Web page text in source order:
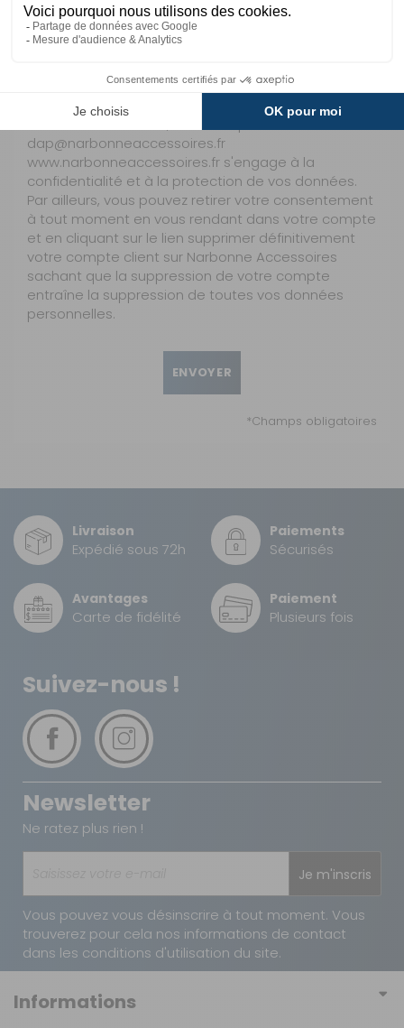
Conformément à la loi 'Informatique et Libertés' du
6 Janvier 1978 et au Règlement (UE) 2016/679 sur la
protection des données personnelles, vous
rectification, de limitation, de portabilité et de
suppression des données vous concernant.
Pour toute demande, adressez par email à
dap@narbonneaccessoires.fr
www.narbonneaccessoires.fr s'engage à la
confidentialité et à la protection de vos données.
Par ailleurs, vous pouvez retirer votre consentement
à tout moment en vous rendant dans votre compte
et en cliquant sur le lien supprimer définitivement
votre compte client sur Narbonne Accessoires
sachant que la suppression de votre compte
entraîne la suppression de toutes vos données
personnelles.
ENVOYER
*Champs obligatoires
Livraison
Expédié sous 72h
Paiements
Sécurisés
Avantages
Carte de fidélité
Paiement
Plusieurs fois
Suivez-nous !
Newsletter
Ne ratez plus rien !
Je m'inscris
Vous pouvez vous désinscrire à tout moment. Vous
trouverez pour cela nos informations de contact
dans les conditions d'utilisation du site.
Informations